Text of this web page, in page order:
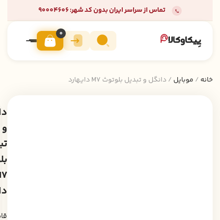
تماس از سراسر ایران بدون کد شهر: 90004606
0
خانه / موبایل / دانگل و تبدیل بلوتوث M7 دایهارد
و